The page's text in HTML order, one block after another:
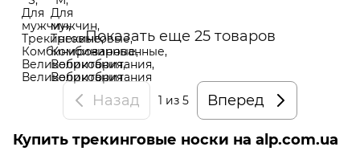
Показать еще 25 товаров
Назад 1 из 5 Вперед
Купить трекинговые носки на alp.com.ua